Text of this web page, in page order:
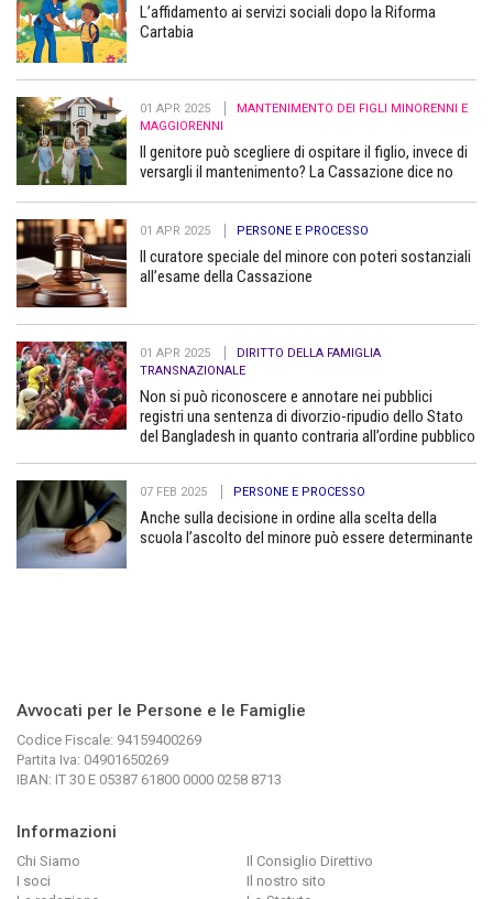
L’affidamento ai servizi sociali dopo la Riforma
Cartabia
01 APR 2025
MANTENIMENTO DEI FIGLI MINORENNI E
MAGGIORENNI
Il genitore può scegliere di ospitare il figlio, invece di
versargli il mantenimento? La Cassazione dice no
01 APR 2025 PERSONE E PROCESSO
Il curatore speciale del minore con poteri sostanziali
all’esame della Cassazione
01 APR 2025
DIRITTO DELLA FAMIGLIA
TRANSNAZIONALE
Non si può riconoscere e annotare nei pubblici
registri una sentenza di divorzio-ripudio dello Stato
del Bangladesh in quanto contraria all’ordine pubblico
07 FEB 2025 PERSONE E PROCESSO
Anche sulla decisione in ordine alla scelta della
scuola l’ascolto del minore può essere determinante
Avvocati per le Persone e le Famiglie
Codice Fiscale: 94159400269
Partita Iva: 04901650269
IBAN: IT 30 E 05387 61800 0000 0258 8713
Informazioni
Chi Siamo
Il Consiglio Direttivo
I soci
Il nostro sito